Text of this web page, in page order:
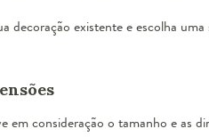
decoração existente e escolha
em consideração o tamanho e as